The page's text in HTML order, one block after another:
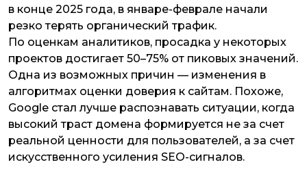
в конце 2025 года, в январе-феврале начали
резко терять органический трафик.
По оценкам аналитиков, просадка у некоторых
проектов достигает 50–75% от пиковых значений.
Одна из возможных причин — изменения в
алгоритмах оценки доверия к сайтам. Похоже,
Google стал лучше распознавать ситуации, когда
высокий траст домена формируется не за счет
реальной ценности для пользователей, а за счет
искусственного усиления SEO-сигналов.